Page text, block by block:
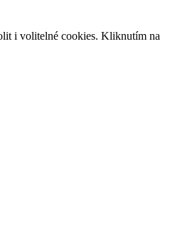
i volitelné cookies. Kliknutím na